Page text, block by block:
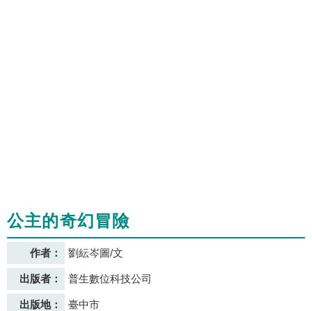
公主的奇幻冒險
作者： 劉紜岑圖/文
出版者： 普生數位科技公司
出版地： 臺中市